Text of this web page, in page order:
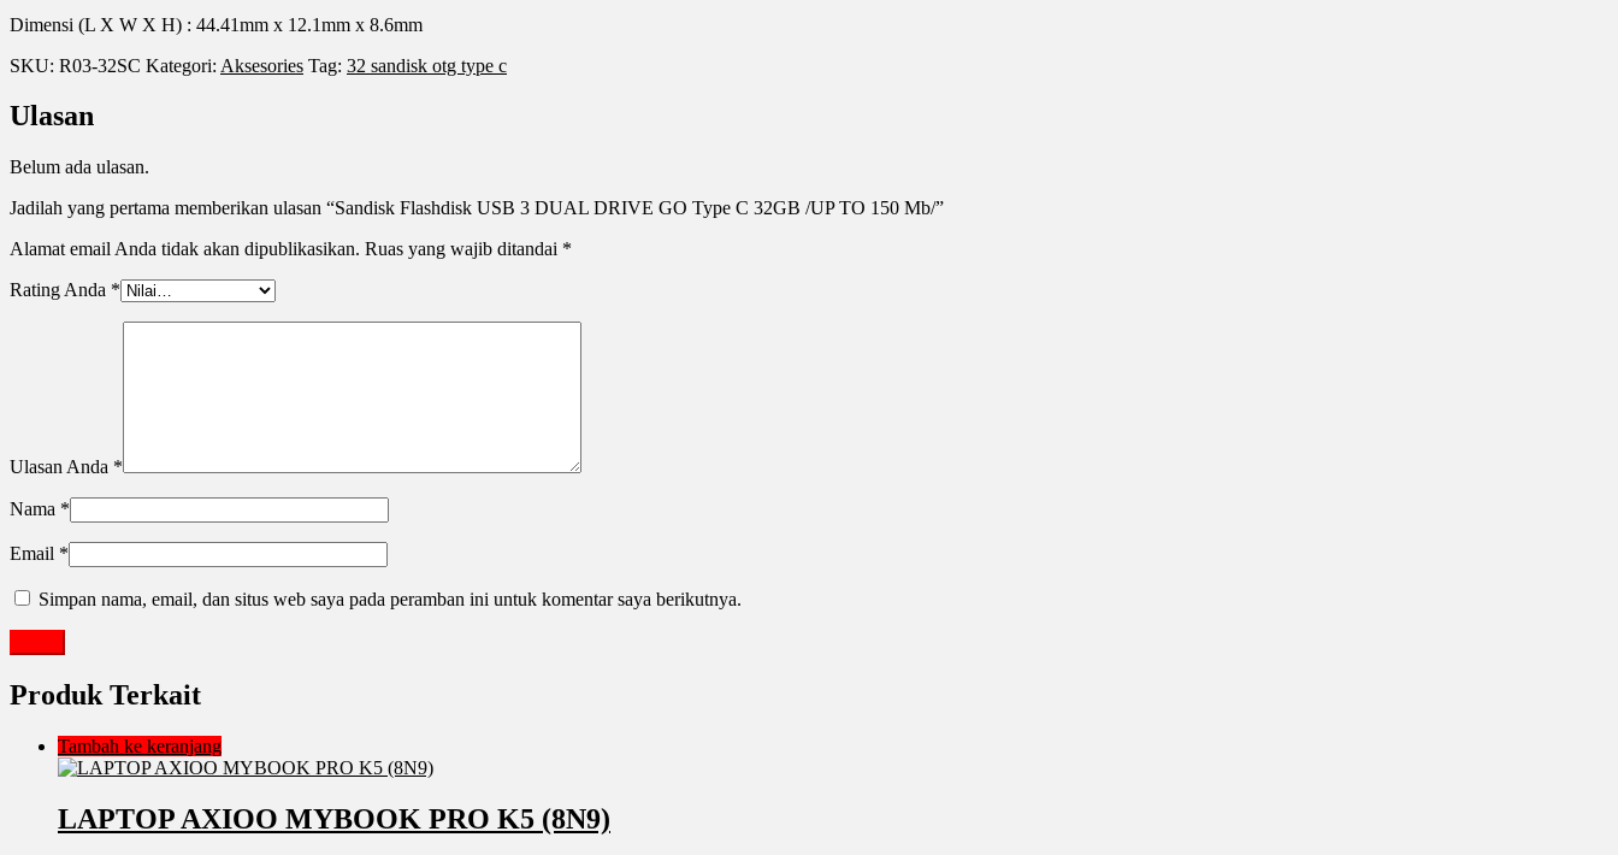
Dimensi (L X W X H) : 44.41mm x 12.1mm x 8.6mm
SKU: R03-32SC Kategori: Aksesories Tag: 32 sandisk otg type c
Ulasan
Belum ada ulasan.
Jadilah yang pertama memberikan ulasan “Sandisk Flashdisk USB 3 DUAL DRIVE GO Type C 32GB /UP TO 150 Mb/”
Alamat email Anda tidak akan dipublikasikan. Ruas yang wajib ditandai *
Rating Anda *
Ulasan Anda *
Nama *
Email *
Simpan nama, email, dan situs web saya pada peramban ini untuk komentar saya berikutnya.
Produk Terkait
Tambah ke keranjang
LAPTOP AXIOO MYBOOK PRO K5 (8N9)